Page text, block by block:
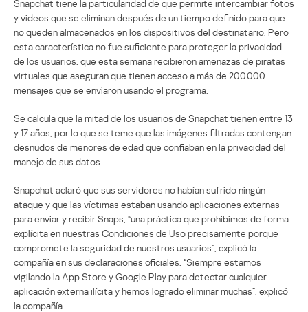
Snapchat tiene la particularidad de que permite intercambiar fotos
y videos que se eliminan después de un tiempo definido para que
no queden almacenados en los dispositivos del destinatario. Pero
esta característica no fue suficiente para proteger la privacidad
de los usuarios, que esta semana recibieron amenazas de piratas
virtuales que aseguran que tienen acceso a más de 200.000
mensajes que se enviaron usando el programa.
Se calcula que la mitad de los usuarios de Snapchat tienen entre 13
y 17 años, por lo que se teme que las imágenes filtradas contengan
desnudos de menores de edad que confiaban en la privacidad del
manejo de sus datos.
Snapchat aclaró que sus servidores no habían sufrido ningún
ataque y que las víctimas estaban usando aplicaciones externas
para enviar y recibir Snaps, “una práctica que prohibimos de forma
explícita en nuestras Condiciones de Uso precisamente porque
compromete la seguridad de nuestros usuarios”, explicó la
compañía en sus declaraciones oficiales. “Siempre estamos
vigilando la App Store y Google Play para detectar cualquier
aplicación externa ilícita y hemos logrado eliminar muchas”, explicó
la compañía.